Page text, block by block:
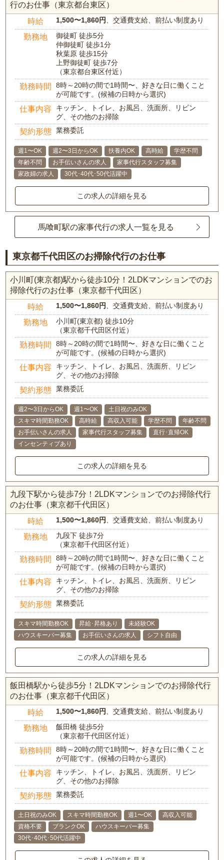
行のお仕事（東京都台東区）
時給 1,500〜1,860円、交通費支給、前払い制度あり
勤務地
御徒町 徒歩5分
仲御徒町 徒歩1分
秋葉原 徒歩15分
上野御徒町 徒歩7分
（東京都台東区付近）
勤務時間
8時～20時の間で1時間〜、好きな日に働くこと
が可能です。(候補の日時から選択)
仕事内容
キッチン、トイレ、お風呂、洗面所、リビン
グ、その他のお掃除
契約形態 業務委託
週1〜OK 週2〜3日からOK 扶養内OK 高時給
学歴不問
年齢不問
お手伝いさんの求人
家事代行スタッフ募集
家政婦の求人
30代･40代･50代活躍中
この求人の詳細を見る
馬喰町駅の家事代行の求人一覧を見る
東京都千代田区のお掃除代行のお仕事
小川町(東京都)駅から徒歩10分！2LDKマンションでのお
掃除代行のお仕事（東京都千代田区）
時給 1,500〜1,860円 、交通費支給、前払い制度あり
勤務地
小川町(東京都) 徒歩10分
（東京都千代田区付近）
勤務時間
8時～20時の間で1時間〜、好きな日に働くこと
が可能です。(候補の日時から選択)
仕事内容
キッチン、トイレ、お風呂、洗面所、リビン
グ、その他のお掃除
契約形態 業務委託
週2〜3日からOK 週1〜OK
土日祝のみOK
スキマ時間勤務OK
高時給 高収入可能 学歴不問
年齢不問
お手伝いさんの求人
家事代行スタッフ募集
直行･直帰OK
インセンティブあり
この求人の詳細を見る
九段下駅から徒歩7分！2LDKマンションでのお掃除代行
のお仕事（東京都千代田区）
時給 1,500〜1,860円 、交通費支給、前払い制度あり
勤務地
九段下 徒歩7分
（東京都千代田区付近）
勤務時間
8時～20時の間で1時間〜、好きな日に働くこと
が可能です。(候補の日時から選択)
仕事内容
キッチン、トイレ、お風呂、洗面所、リビン
グ、その他のお掃除
契約形態 業務委託
スキマ時間勤務OK 昇給･昇格あり
未経験OK
ハウスキーパー募集
お手伝いさんの求人 シフト自由
この求人の詳細を見る
飯田橋駅から徒歩5分！2LDKマンションでのお掃除代行
のお仕事（東京都千代田区）
時給 1,500〜1,860円 、交通費支給、前払い制度あり
勤務地
飯田橋 徒歩5分
（東京都千代田区付近）
勤務時間
8時～20時の間で1時間〜、好きな日に働くこと
が可能です。(候補の日時から選択)
仕事内容
キッチン、トイレ、お風呂、洗面所、リビン
グ、その他のお掃除
契約形態 業務委託
土日祝のみOK スキマ時間勤務OK 週1〜OK
高収入可能
資格不要
ブランクOK
ハウスキーパー募集
30代･40代･50代活躍中